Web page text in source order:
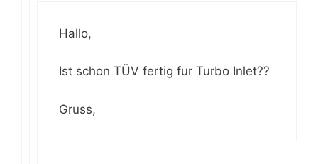
Hallo,
Ist schon TÜV fertig fur Turbo Inlet??
Gruss,